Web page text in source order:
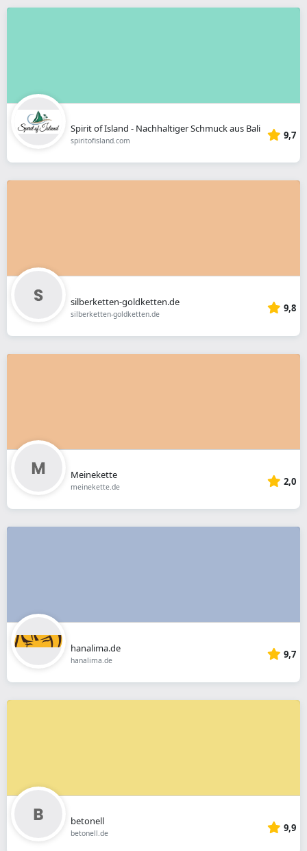
Spirit of Island - Nachhaltiger Schmuck aus Bali
spiritofisland.com 9,7
silberketten-goldketten.de
silberketten-goldketten.de 9,8
Meinekette
meinekette.de 2,0
hanalima.de
hanalima.de 9,7
betonell
betonell.de 9,9